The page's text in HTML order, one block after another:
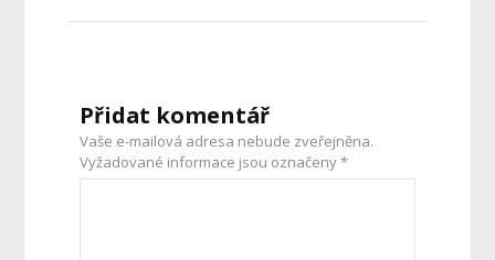
Přidat komentář
Vaše e-mailová adresa nebude zveřejněna.
Vyžadované informace jsou označeny*